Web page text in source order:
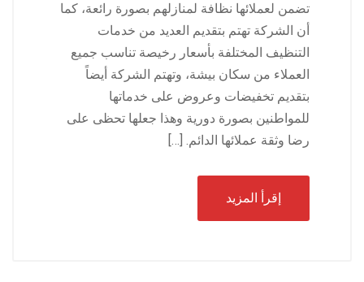
تضمن لعملائها نظافة لمنازلهم بصورة رائعة، كما
أن الشركة تهتم بتقديم العديد من خدمات
التنظيف المختلفة بأسعار رخيصة تناسب جميع
العملاء من سكان بيشة، وتهتم الشركة أيضاً
بتقديم تخفيضات وعروض على خدماتها
للمواطنين بصورة دورية وهذا جعلها تحظى على
رضا وثقة عملائها الدائم. […]
إقرأ المزيد